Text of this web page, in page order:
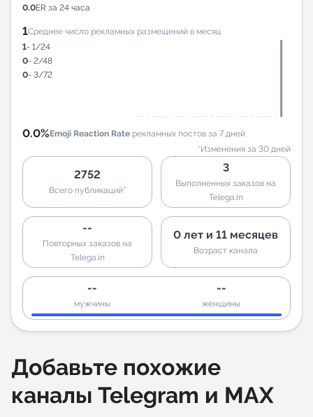
0.0ER за 24 часа
1Среднее число рекламных размещений в месяц
1- 1/24
0- 2/48
0- 3/72
0.0%Emoji Reaction Rate рекламных постов за 7 дней
*Изменения за 30 дней
2752
Всего публикаций*
3
Выполненных заказов на
Telega.in
--
Повторных заказов на
Telega.in
0 лет и 11 месяцев
Возраст канала
--
мужчины
--
женщины
Добавьте похожие
каналы Telegram и MAX